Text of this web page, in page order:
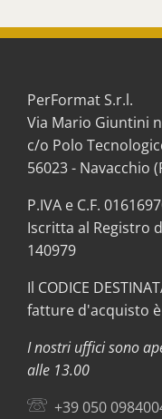
PerFormat S.r.l.
Via Mario Giuntini
c/o Polo
56023 - Navacchio
P.IVA e C.F.
Iscritta al Registro
140979
Il CODICE
fatture d'acquisto è
I nostri uffici sono
alle 13.00
+39 050